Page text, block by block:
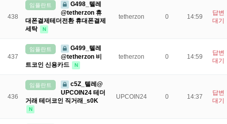
438
임플란트
G498_텔레
@tetherzon 휴
대폰결제테더전환 휴대폰결제
세탁
N
tetherzon 0 14:59
답변
대기
437
임플란트
G499_텔레
@tetherzon 비
트코인 신용카드
N
tetherzon 0 14:59
답변
대기
436
임플란트
c5Z_텔레@
UPCOIN24 테더
거래 테더코인 직거래_s0K
N
UPCOIN24 0 14:37
답변
대기